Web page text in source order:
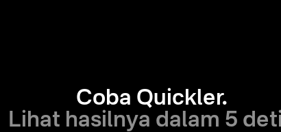
Coba Quickler.
Lihat hasilnya dalam 5